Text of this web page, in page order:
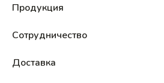
Продукция
Сотрудничество
Доставка